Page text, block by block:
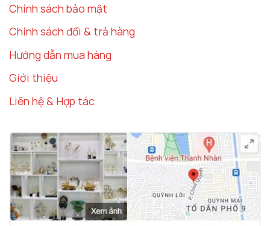
Chính sách bảo mật
Chính sách đổi & trả hàng
Hướng dẫn mua hàng
Giới thiệu
Liên hệ & Hợp tác